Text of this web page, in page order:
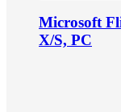
Microsoft
X/S, PC